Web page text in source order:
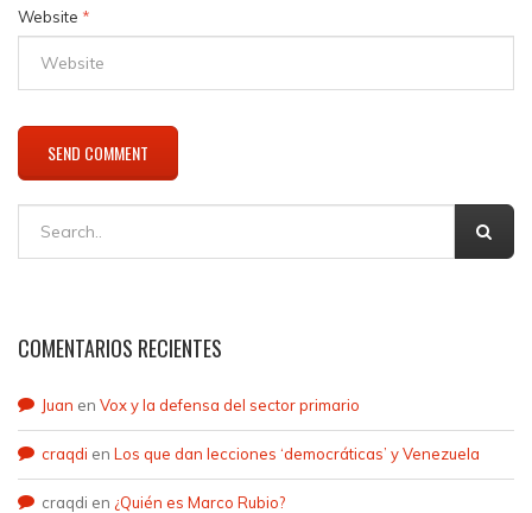
Website *
COMENTARIOS RECIENTES
Juan en Vox y la defensa del sector primario
craqdi en Los que dan lecciones ‘democráticas’ y Venezuela
craqdi en ¿Quién es Marco Rubio?